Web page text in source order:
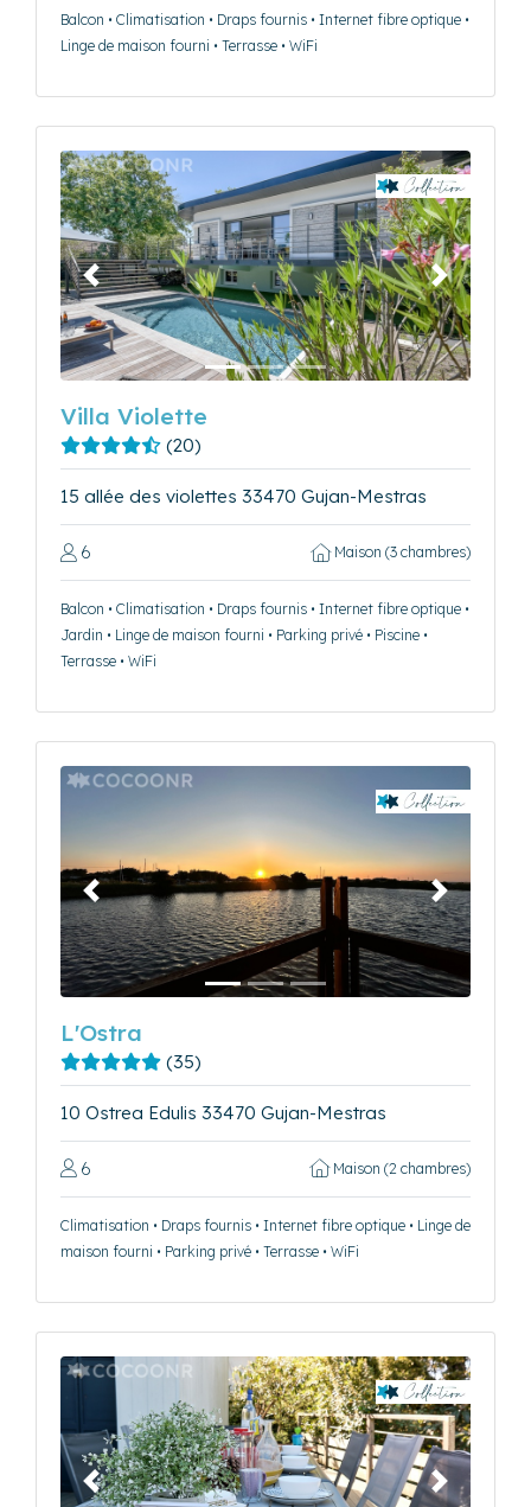
Balcon • Climatisation • Draps fournis • Internet fibre optique •
Linge de maison fourni • Terrasse • WiFi
Précédent Suivant
Villa Violette
(20)
15 allée des violettes 33470 Gujan-Mestras
6 Maison (3 chambres)
Balcon • Climatisation • Draps fournis • Internet fibre optique •
Jardin • Linge de maison fourni • Parking privé • Piscine •
Terrasse • WiFi
Précédent Suivant
L'Ostra
(35)
10 Ostrea Edulis 33470 Gujan-Mestras
6 Maison (2 chambres)
Climatisation • Draps fournis • Internet fibre optique • Linge de
maison fourni • Parking privé • Terrasse • WiFi
Précédent Suivant